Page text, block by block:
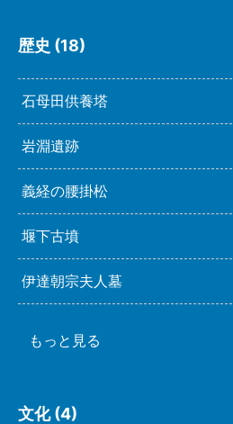
歴史 (18)
石母田供養塔
岩淵遺跡
義経の腰掛松
堰下古墳
伊達朝宗夫人墓
もっと見る
文化 (4)